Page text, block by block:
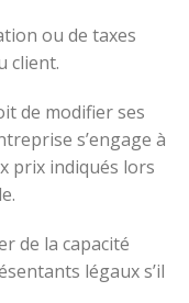
ou de taxes
client.
de modifier ses
s’engage à
prix indiqués lors
de la capacité
légaux s’il